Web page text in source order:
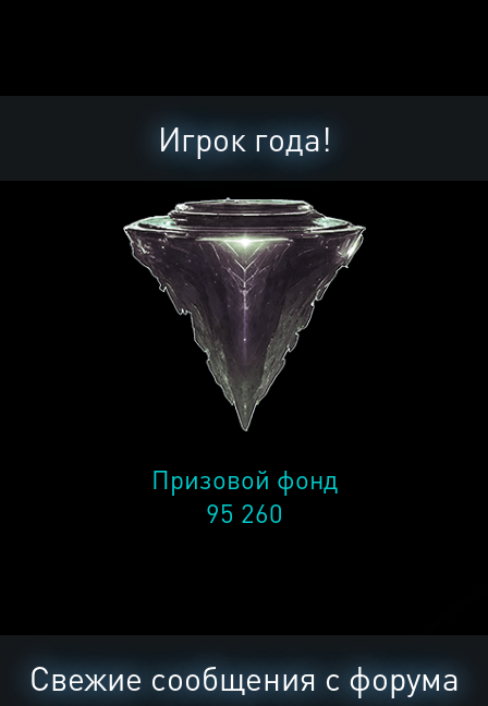
Игрок года!
Призовой фонд
95 260
Свежие сообщения с форума